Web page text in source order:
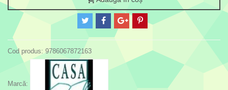
Cod produs: 9786067872163
Marcă: